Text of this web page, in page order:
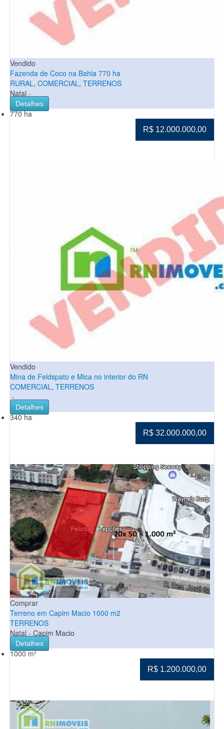
Vendido
Fazenda de Coco na Bahia 770 ha
RURAL, COMERCIAL, TERRENOS
Natal -
Detalhes
770 ha
R$ 12.000.000,00
Vendido
Mina de Feldspato e Mica no interior do RN
COMERCIAL, TERRENOS
-
Detalhes
340 ha
R$ 32.000.000,00
Comprar
Terreno em Capim Macio 1000 m2
TERRENOS
Natal - Capim Macio
Detalhes
1000 m²
R$ 1.200.000,00